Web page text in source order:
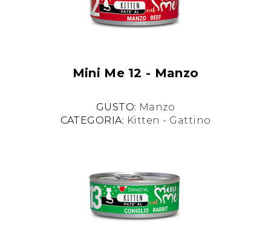
Mini Me 12 - Manzo
GUSTO: Manzo
CATEGORIA: Kitten - Gattino